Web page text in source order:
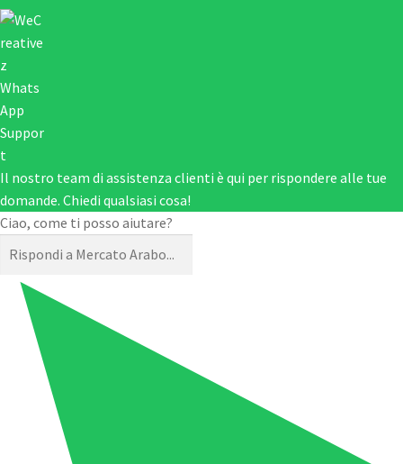
Il nostro team di assistenza clienti è qui per rispondere alle tue
domande. Chiedi qualsiasi cosa!
Ciao, come ti posso aiutare?